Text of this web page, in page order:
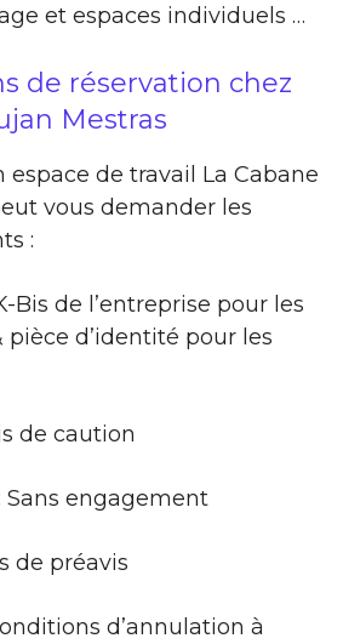
et espaces individuels …
de réservation chez
Mestras
espace de travail La Cabane
vous demander les
:
Bis de l’entreprise pour les
pièce d’identité pour les
de caution
Sans engagement
de préavis
d’annulation à